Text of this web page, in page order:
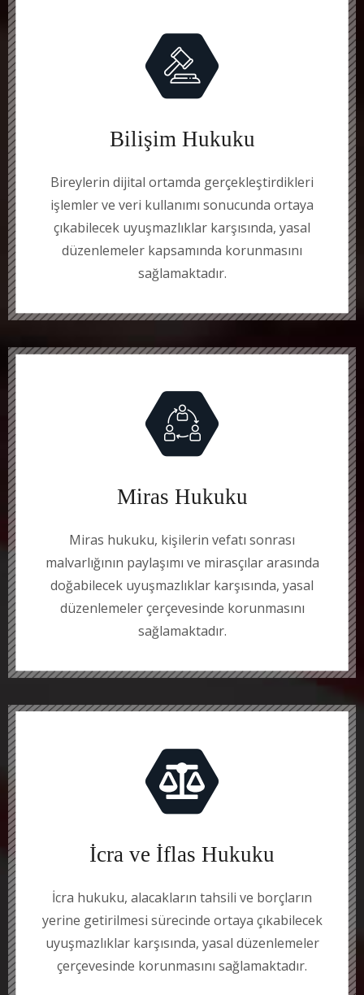
Bilişim Hukuku
Bireylerin dijital ortamda gerçekleştirdikleri
işlemler ve veri kullanımı sonucunda ortaya
çıkabilecek uyuşmazlıklar karşısında, yasal
düzenlemeler kapsamında korunmasını
sağlamaktadır.
Miras Hukuku
Miras hukuku, kişilerin vefatı sonrası
malvarlığının paylaşımı ve mirasçılar arasında
doğabilecek uyuşmazlıklar karşısında, yasal
düzenlemeler çerçevesinde korunmasını
sağlamaktadır.
İcra ve İflas Hukuku
İcra hukuku, alacakların tahsili ve borçların
yerine getirilmesi sürecinde ortaya çıkabilecek
uyuşmazlıklar karşısında, yasal düzenlemeler
çerçevesinde korunmasını sağlamaktadır.